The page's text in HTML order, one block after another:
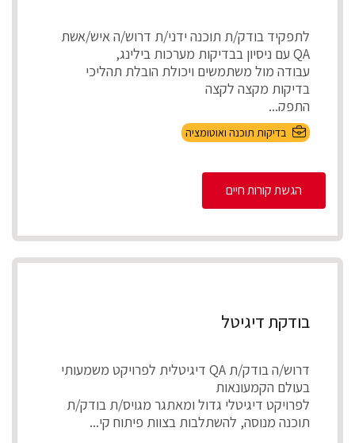
לתפקיד בודק/ת תוכנה ידני/ת דרוש/ה איש/אשת
QA עם ניסיון בבדיקות מערכות בילינג,
עבודה מול משתמשים ויכולת הובלת תהליכי
בדיקות מקצה לקצה
התפק...
בדיקות תוכנה ואוטומציה
הגשת קורות חיים
בודקת דיגיטל
דרוש/ה בודק/ת QA דיגיטלית לפרויקט משמעותי
בעולם הקמעונאות
לפרויקט דיגיטלי גדול ומאתגר מגויס/ת בודק/ת
תוכנה מנוסה, להשתלבות בצוות פיתוח קי...